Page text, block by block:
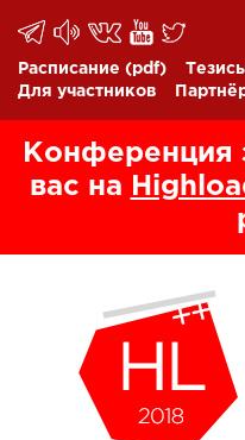
Расписание (pdf)
Для участников
вас на